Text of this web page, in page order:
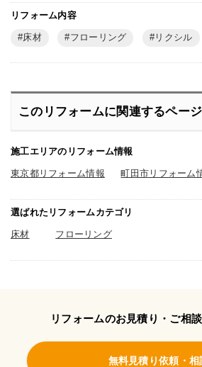
リフォーム内容
床材 フローリング リクシル
このリフォームに関連するページ
施工エリアのリフォーム情報
東京都リフォーム情報 町田市リフォーム
選ばれたリフォームカテゴリ
床材 フローリング
リフォームのお見積り・ご相
無料見積り依頼・相